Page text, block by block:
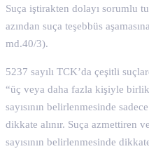
Suça iştirakten dolayı sorumlu
azından suça teşebbüs
md.40/3).
5237 sayılı TCK’da çeşitli
“üç veya daha fazla kişiyle
sayısının belirlenmesinde
dikkate alınır. Suça azmettiren
sayısının belirlenmesinde